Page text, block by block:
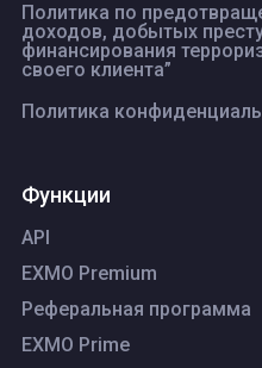
Политика по
доходов, добытых
финансирования
своего клиента”
Политика
Функции
API
EXMO Premium
Реферальная программа
EXMO Prime